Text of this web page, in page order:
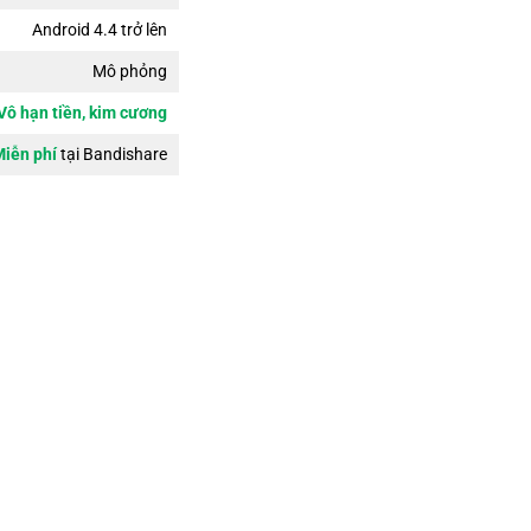
Android 4.4 trở lên
Mô phỏng
hạn tiền, kim cương
phítại Bandishare